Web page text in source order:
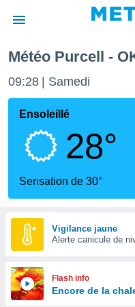
de
Météo Purcell -
09:28 Samedi
Ensoleillé
28°
Sensation de 30°
Vigilance jaune
Alerte canicule de
Flash info
Encore de la